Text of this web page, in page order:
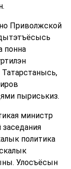
Приволжской
понна
пыриськиз.
министр
политика
Улосъёсын